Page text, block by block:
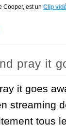
Cooper, est un Clip
pray it
it goes
streaming
tous